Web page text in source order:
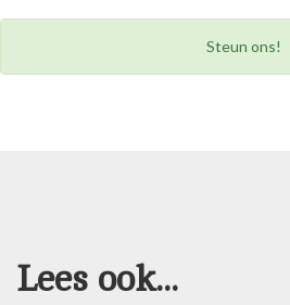
Steun ons!
Lees ook...